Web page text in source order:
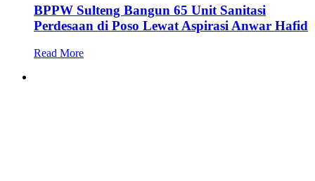
BPPW Sulteng Bangun 65 Unit Sanitasi
Perdesaan di Poso Lewat Aspirasi Anwar Hafid
Read More